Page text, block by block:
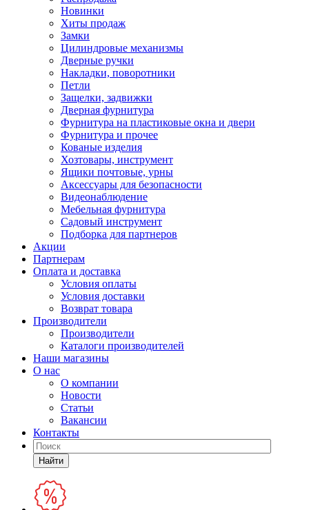
Новинки
Хиты продаж
Замки
Цилиндровые механизмы
Дверные ручки
Накладки, поворотники
Петли
Защелки, задвижки
Дверная фурнитура
Фурнитура на пластиковые окна и двери
Фурнитура и прочее
Кованые изделия
Хозтовары, инструмент
Ящики почтовые, урны
Аксессуары для безопасности
Видеонаблюдение
Мебельная фурнитура
Садовый инструмент
Подборка для партнеров
Акции
Партнерам
Оплата и доставка
Условия оплаты
Условия доставки
Возврат товара
Производители
Производители
Каталоги производителей
Наши магазины
О нас
О компании
Новости
Статьи
Вакансии
Контакты
Найти